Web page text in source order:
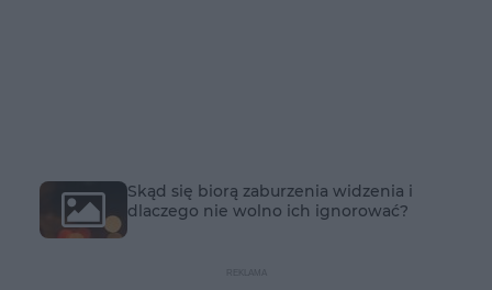
Skąd się biorą zaburzenia widzenia i
dlaczego nie wolno ich ignorować?